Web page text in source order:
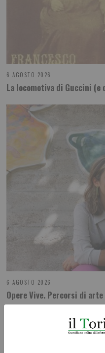
6 AGOSTO 2026
La locomotiva di Guccini
6 AGOSTO 2026
Opere Vive. Percorsi di